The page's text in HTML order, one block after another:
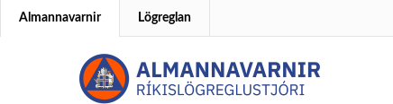
Almannavarnir Lögreglan